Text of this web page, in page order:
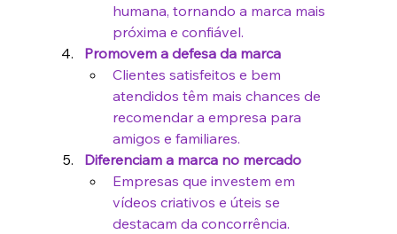
humana, tornando a marca mais
próxima e confiável.
Promovem a defesa da marca
Clientes satisfeitos e bem
atendidos têm mais chances de
recomendar a empresa para
amigos e familiares.
Diferenciam a marca no mercado
Empresas que investem em
vídeos criativos e úteis se
destacam da concorrência.